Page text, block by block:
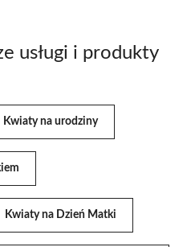
usługi i produkty
Kwiaty na urodziny
Kwiaty na Dzień Matki